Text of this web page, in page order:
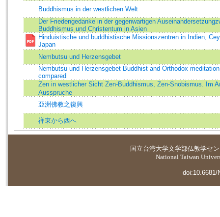
Buddhismus in der westlichen Welt
Der Friedengedanke in der gegenwartigen
Buddhismus und Christentum in Asien
Hinduistische und buddhistische Missionszentren in Indien,
Japan
Nembutsu und Herzensgebet
Nembutsu und Herzensgebet Buddhist and Orthodox
compared
Zen in westlicher Sicht Zen-Buddhismus, Zen-Snobismus. Im
Ausspruche
亞洲佛教之復興
禅東から西へ
国立台湾大学文学部仏教学セ
National Taiwan
doi:10.6681/